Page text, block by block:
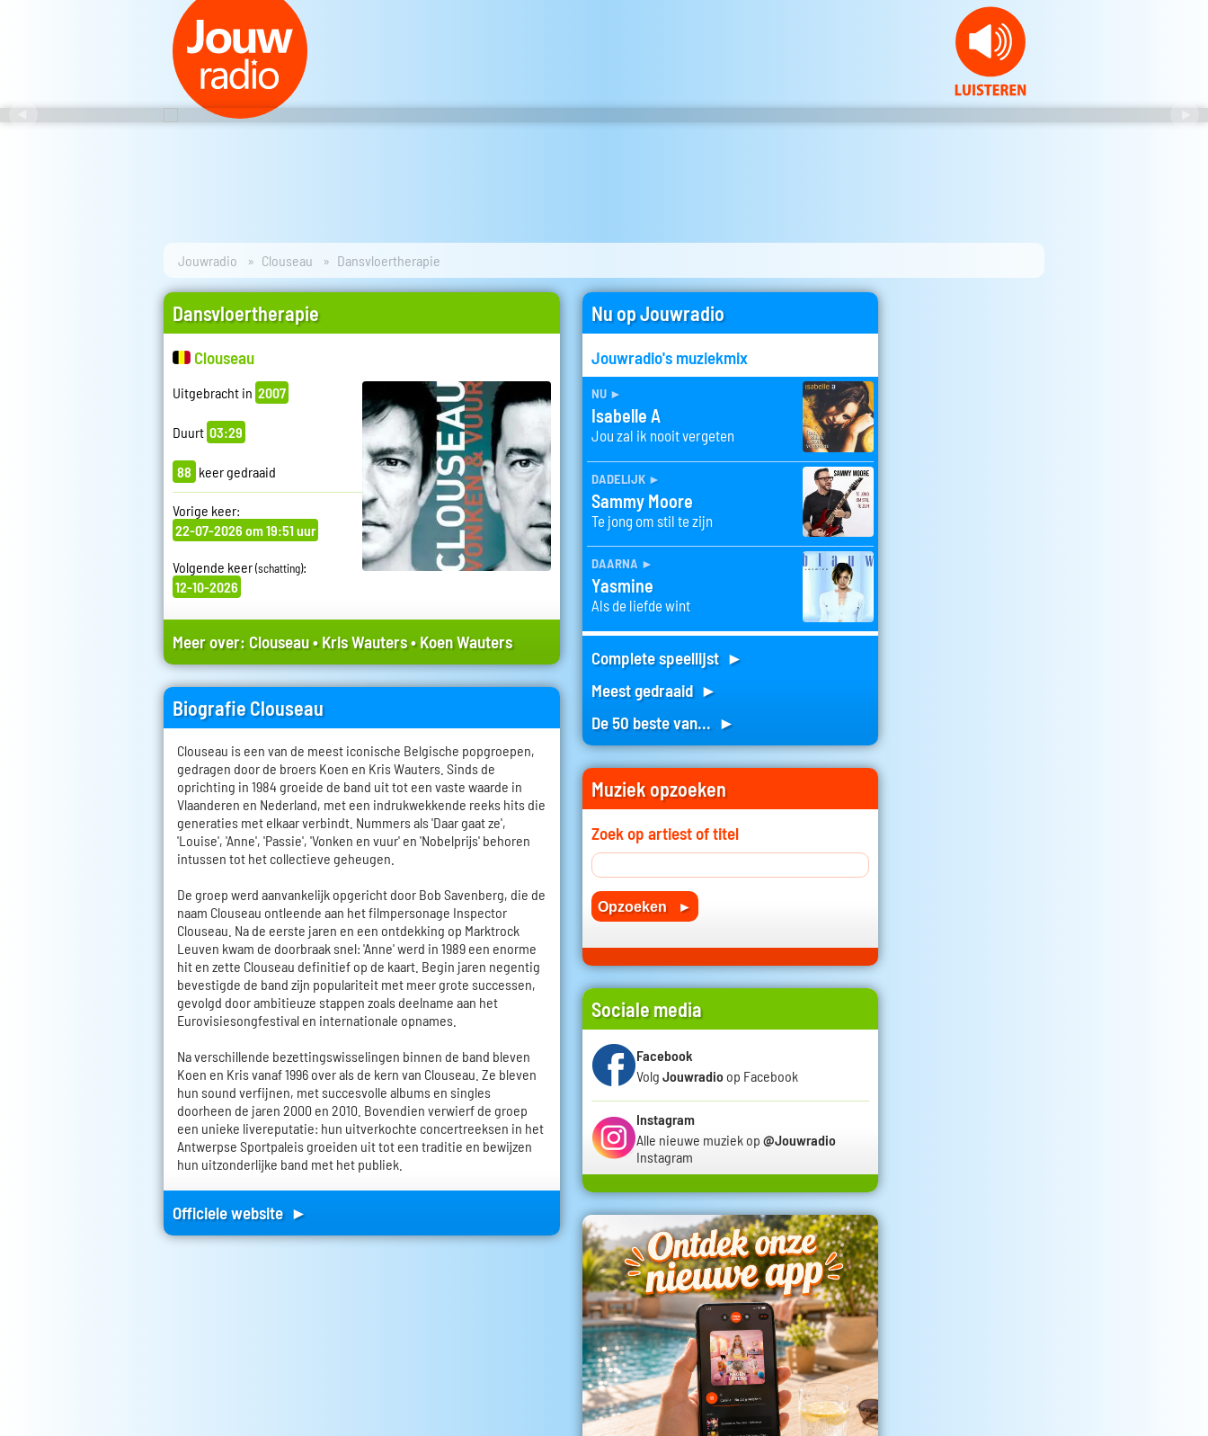
Jouwradio Clouseau Dansvloertherapie
Dansvloertherapie
Clouseau
Uitgebracht in 2007
Duurt 03:29
88 keer gedraaid
Vorige keer:
22-07-2026 om 19:51 uur
Volgende keer(schatting):
12-10-2026
Meer over: Clouseau•Kris Wauters•Koen Wauters
Biografie Clouseau
Clouseau is een van de meest iconische Belgische popgroepen,
gedragen door de broers Koen en Kris Wauters. Sinds de
oprichting in 1984 groeide de band uit tot een vaste waarde in
Vlaanderen en Nederland, met een indrukwekkende reeks hits die
generaties met elkaar verbindt. Nummers als 'Daar gaat ze',
'Louise', 'Anne', 'Passie', 'Vonken en vuur' en 'Nobelprijs' behoren
intussen tot het collectieve geheugen.
De groep werd aanvankelijk opgericht door Bob Savenberg, die de
naam Clouseau ontleende aan het filmpersonage Inspector
Clouseau. Na de eerste jaren en een ontdekking op Marktrock
Leuven kwam de doorbraak snel: 'Anne' werd in 1989 een enorme
hit en zette Clouseau definitief op de kaart. Begin jaren negentig
bevestigde de band zijn populariteit met meer grote successen,
gevolgd door ambitieuze stappen zoals deelname aan het
Eurovisiesongfestival en internationale opnames.
Na verschillende bezettingswisselingen binnen de band bleven
Koen en Kris vanaf 1996 over als de kern van Clouseau. Ze bleven
hun sound verfijnen, met succesvolle albums en singles
doorheen de jaren 2000 en 2010. Bovendien verwierf de groep
een unieke livereputatie: hun uitverkochte concertreeksen in het
Antwerpse Sportpaleis groeiden uit tot een traditie en bewijzen
hun uitzonderlijke band met het publiek.
Officiele website ►
Nu op Jouwradio
Jouwradio's muziekmix
nu ►
Isabelle A
Jou zal ik nooit vergeten
dadelijk ►
Sammy Moore
Te jong om stil te zijn
daarna ►
Yasmine
Als de liefde wint
Complete speellijst ►
Meest gedraaid ►
De 50 beste van... ►
Muziek opzoeken
Zoek op artiest of titel
Sociale media
Facebook
Volg Jouwradio op Facebook
Instagram
Alle nieuwe muziek op @Jouwradio
Instagram